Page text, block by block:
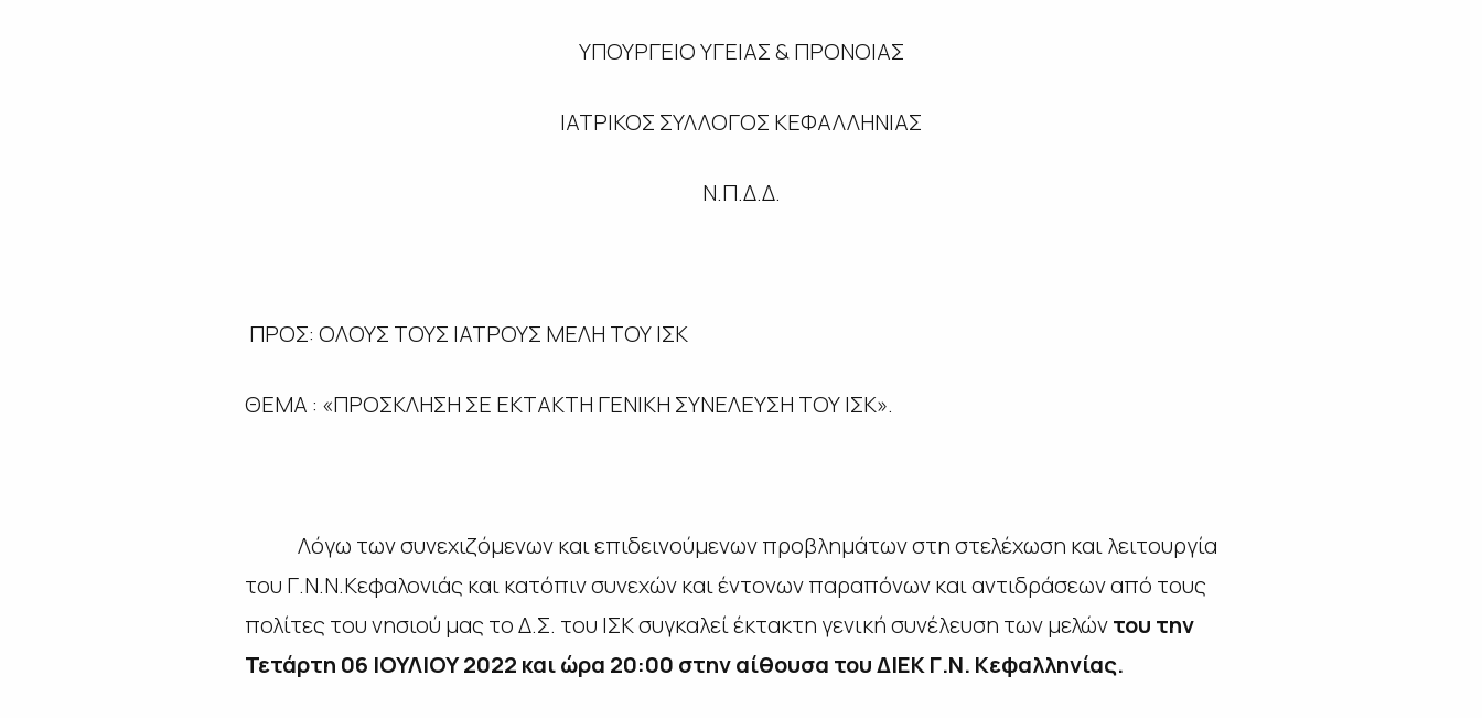
ΥΠΟΥΡΓΕΙΟ ΥΓΕΙΑΣ & ΠΡΟΝΟΙΑΣ
ΙΑΤΡΙΚΟΣ ΣΥΛΛΟΓΟΣ ΚΕΦΑΛΛΗΝΙΑΣ
Ν.Π.Δ.Δ.
ΠΡΟΣ: ΟΛΟΥΣ ΤΟΥΣ ΙΑΤΡΟΥΣ ΜΕΛΗ ΤΟΥ ΙΣΚ
ΘΕΜΑ : «ΠΡΟΣΚΛΗΣΗ ΣΕ ΕΚΤΑΚΤΗ ΓΕΝΙΚΗ ΣΥΝΕΛΕΥΣΗ ΤΟΥ ΙΣΚ».
Λόγω των συνεχιζόμενων και επιδεινούμενων προβλημάτων στη στελέχωση και λειτουργία
του Γ.Ν.Ν.Κεφαλονιάς και κατόπιν συνεχών και έντονων παραπόνων και αντιδράσεων από τους
πολίτες του νησιού μας το Δ.Σ. του ΙΣΚ συγκαλεί έκτακτη γενική συνέλευση των μελώντου την
Τετάρτη 06 ΙΟΥΛΙΟΥ 2022 και ώρα 20:00 στην αίθουσα του ΔΙΕΚ Γ.Ν. Κεφαλληνίας.